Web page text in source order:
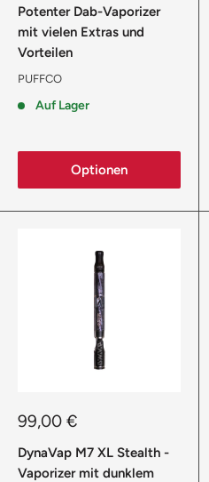
Potenter Dab-Vaporizer
mit vielen Extras und
Vorteilen
PUFFCO
Auf Lager
Optionen
Sonderpreis
99,00 €
DynaVap M7 XL Stealth -
Vaporizer mit dunklem